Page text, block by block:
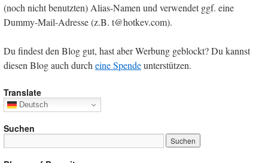
(noch nicht benutzten) Alias-Namen und verwendet ggf. eine
Dummy-Mail-Adresse (z.B. t@hotkev.com).
Du findest den Blog gut, hast aber Werbung geblockt? Du kannst
diesen Blog auch durch eine Spendeunterstützen.
Translate
Deutsch
Suchen